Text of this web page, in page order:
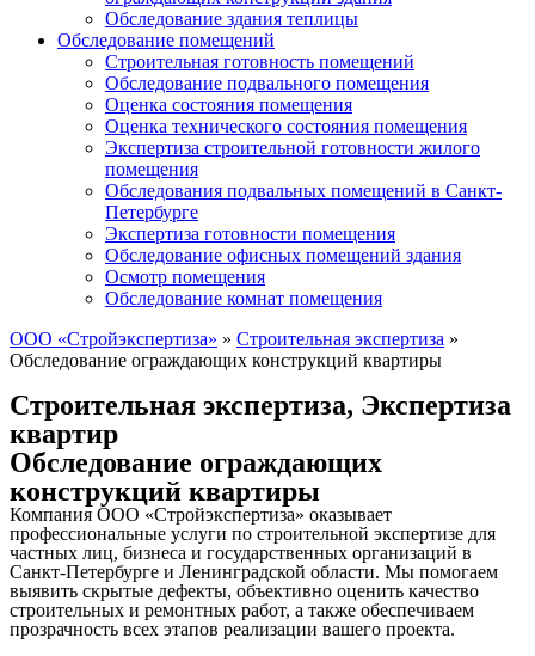
Обследование здания теплицы
Обследование помещений
Строительная готовность помещений
Обследование подвального помещения
Оценка состояния помещения
Оценка технического состояния помещения
Экспертиза строительной готовности жилого
помещения
Обследования подвальных помещений в Санкт-
Петербурге
Экспертиза готовности помещения
Обследование офисных помещений здания
Осмотр помещения
Обследование комнат помещения
ООО «Стройэкспертиза» » Строительная экспертиза »
Обследование ограждающих конструкций квартиры
Строительная экспертиза, Экспертиза
квартир
Обследование ограждающих
конструкций квартиры
Компания ООО «Стройэкспертиза» оказывает
профессиональные услуги по строительной экспертизе для
частных лиц, бизнеса и государственных организаций в
Санкт-Петербурге и Ленинградской области. Мы помогаем
выявить скрытые дефекты, объективно оценить качество
строительных и ремонтных работ, а также обеспечиваем
прозрачность всех этапов реализации вашего проекта.